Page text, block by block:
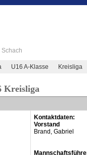
U16 A-Klasse Kreisliga
Kreisliga
Kontaktdaten:
Vorstand
Brand, Gabriel